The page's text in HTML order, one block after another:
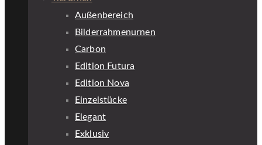
Außenbereich
Bilderrahmenurnen
Carbon
Edition Futura
Edition Nova
Einzelstücke
Elegant
Exklusiv